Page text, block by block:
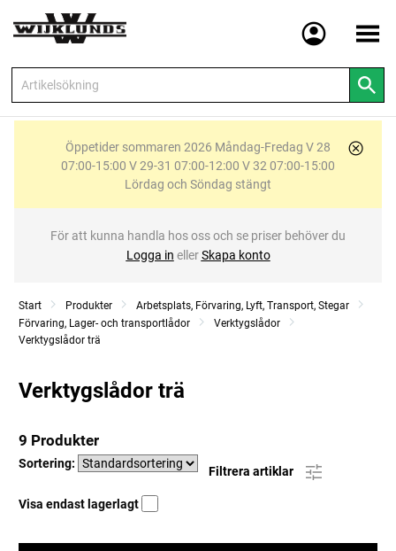
Meny
Öppetider sommaren 2026 Måndag-Fredag V 28
07:00-15:00 V 29-31 07:00-12:00 V 32 07:00-15:00
Lördag och Söndag stängt
För att kunna handla hos oss och se priser behöver du
Logga in ellerSkapa konto
Start Produkter
Arbetsplats, Förvaring, Lyft, Transport, Stegar
Förvaring, Lager- och transportlådor
Verktygslådor
Verktygslådor trä
Verktygslådor trä
9 Produkter
Sortering:
Filtrera artiklar
Visa endast lagerlagt